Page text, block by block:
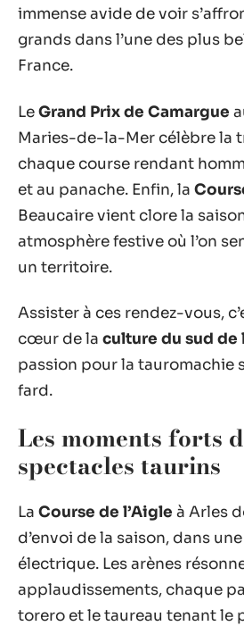
immense avide de voir
grands dans l’une des plus
France.
LeGrand Prix de Camargue
Maries-de-la-Mer célèbre la
chaque course rendant
et au panache. Enfin, la
Beaucaire vient clore la
atmosphère festive où l’on
un territoire.
Assister à ces rendez-vous,
cœur de la culture du sud de
passion pour la tauromachie
fard.
Les moments forts
spectacles taurins
La Course de l’Aigle à Arles
d’envoi de la saison, dans
électrique. Les arènes
applaudissements, chaque
torero et le taureau tenant le